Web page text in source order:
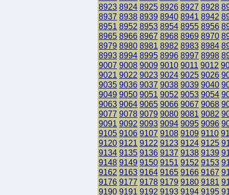
8923 8924 8925 8926 8927 8928
8937 8938 8939 8940 8941 8942
8951 8952 8953 8954 8955 8956
8965 8966 8967 8968 8969 8970
8979 8980 8981 8982 8983 8984
8993 8994 8995 8996 8997 8998
9007 9008 9009 9010 9011 9012
9021 9022 9023 9024 9025 9026
9035 9036 9037 9038 9039 9040
9049 9050 9051 9052 9053 9054
9063 9064 9065 9066 9067 9068
9077 9078 9079 9080 9081 9082
9091 9092 9093 9094 9095 9096
9105 9106 9107 9108 9109 9110
9120 9121 9122 9123 9124 9125
9134 9135 9136 9137 9138 9139
9148 9149 9150 9151 9152 9153
9162 9163 9164 9165 9166 9167
9176 9177 9178 9179 9180 9181
9190 9191 9192 9193 9194 9195